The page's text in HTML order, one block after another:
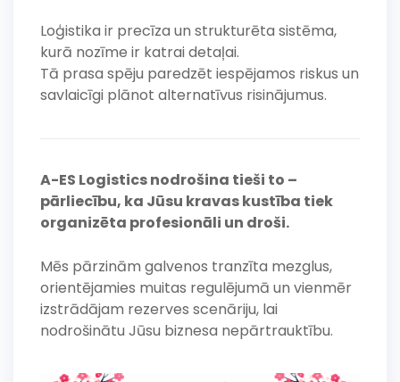
Loģistika ir precīza un strukturēta sistēma,
kurā nozīme ir katrai detaļai.
Tā prasa spēju paredzēt iespējamos riskus un
savlaicīgi plānot alternatīvus risinājumus.
A-ES Logistics nodrošina tieši to –
pārliecību, ka Jūsu kravas kustība tiek
organizēta profesionāli un droši.
Mēs pārzinām galvenos tranzīta mezglus,
orientējamies muitas regulējumā un vienmēr
izstrādājam rezerves scenāriju, lai
nodrošinātu Jūsu biznesa nepārtrauktību.